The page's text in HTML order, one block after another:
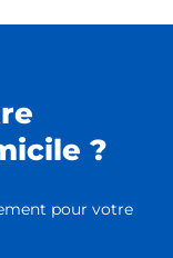
?
pour votre